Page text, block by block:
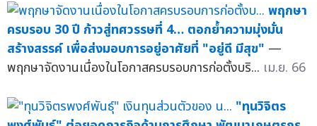
พฤกษา
ครบรอบ 30 ปี ก้าวสู่ทศวรรษที่ 4… ตอกย้ำความมุ่งมั่น
สร้างสรรค์ เพื่อส่งมอบการอยู่อาศัยที่ "อยู่ดี มีสุข" —
พฤกษาจัดงานเนื่องในโอกาสครบรอบการก่อตั้งบริ... เม.ย. 66
"ทุนวิจิตร